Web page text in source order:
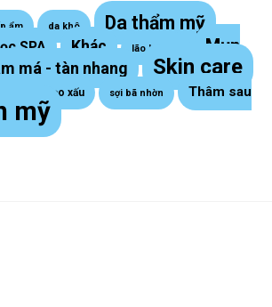
ẩm da khô Da thẩm mỹ
SPA Khác lão hoá da
Mụn
má - tàn nhang Skin care
Sẹo lồi - sẹo xấu sợi bã nhờn
Thâm sau
mỹ